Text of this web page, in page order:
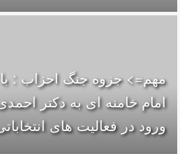
مهم=> جزوه جنگ احزاب : با
امام خامنه ای به دکتر
ورود در فعالیت های